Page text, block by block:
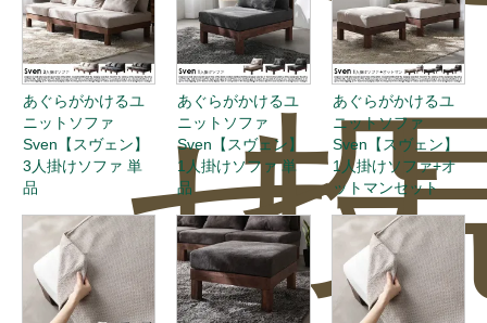
せ投
あぐらがかけるユ
ニットソファ
Sven【スヴェン】
3人掛けソファ 単
品
あぐらがかけるユ
ニットソファ
Sven【スヴェン】
1人掛けソファ 単
品
あぐらがかけるユ
ニットソファ
Sven【スヴェン】
1人掛けソファ+オ
ットマンセット